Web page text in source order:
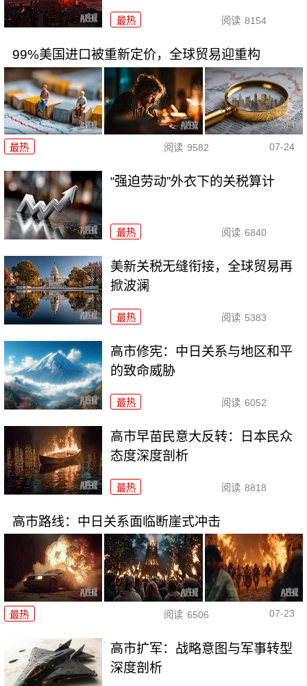
最热 阅读 8154
99%美国进口被重新定价，全球贸易迎重构
最热 阅读 9582 07-24
“强迫劳动”外衣下的关税算计
最热 阅读 6840
美新关税无缝衔接，全球贸易再
掀波澜
最热 阅读 5383
高市修宪：中日关系与地区和平
的致命威胁
最热 阅读 6052
高市早苗民意大反转：日本民众
态度深度剖析
最热 阅读 8818
高市路线：中日关系面临断崖式冲击
最热 阅读 6506 07-23
高市扩军：战略意图与军事转型
深度剖析